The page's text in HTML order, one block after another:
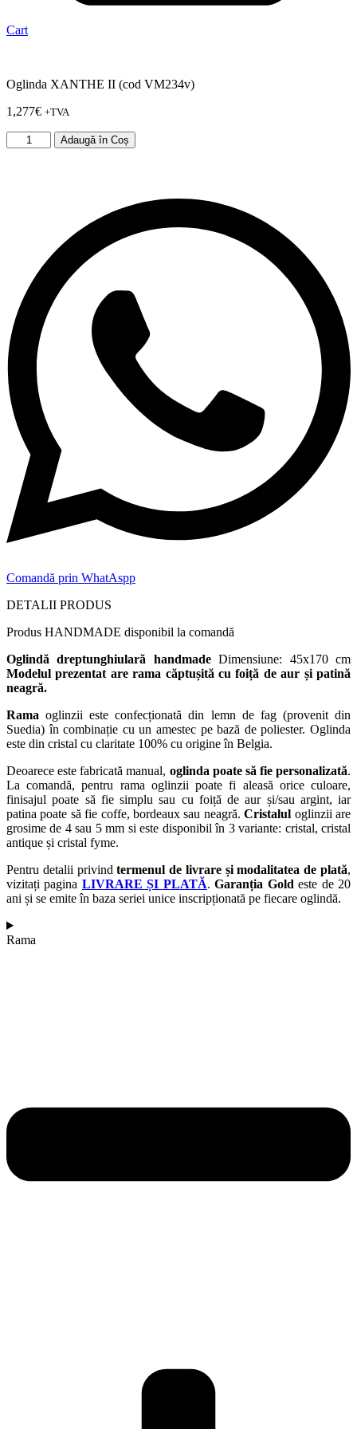
Cart
Oglinda XANTHE II (cod VM234v)
1,277€ +TVA
Cantitate
Oglinda
Adaugă în Coș
Comandă prin WhatAspp
DETALII PRODUS
Produs HANDMADE disponibil la comandă
Oglindă dreptunghiulară handmadeDimensiune: 45x170 cm
Modelul prezentat are rama căptușită cu foiță de aur și patină
neagră.
Rama oglinzii este confecționată din lemn de fag (provenit din
Suedia) în combinație cu un amestec pe bază de poliester. Oglinda
este din cristal cu claritate 100% cu origine în Belgia.
Deoarece este fabricată manual, oglinda poate să fie personalizată.
La comandă, pentru rama oglinzii poate fi aleasă orice culoare,
finisajul poate să fie simplu sau cu foiță de aur și/sau argint, iar
patina poate să fie coffe, bordeaux sau neagră.Cristalul oglinzii are
grosime de 4 sau 5 mm si este disponibil în 3 variante: cristal, cristal
antique și cristal fyme.
Pentru detalii privindtermenul de livrare și modalitatea de plată,
vizitați pagina LIVRARE ȘI PLATĂ.Garanția Gold este de 20
ani și se emite în baza seriei unice inscripționată pe fiecare oglindă.
Rama